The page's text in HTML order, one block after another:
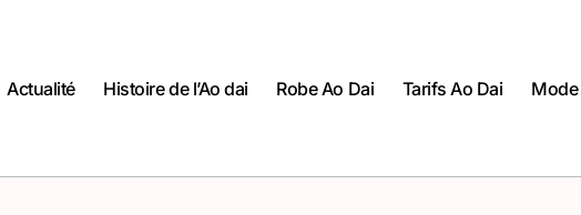
Actualité Histoire de l’Ao dai Robe Ao Dai Tarifs Ao Dai Mode